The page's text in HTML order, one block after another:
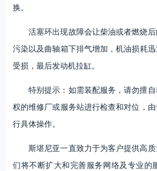
换。
活塞环出现故障会让柴油或者燃烧
污染以及曲轴箱下排气增加，机油损耗
受损，最后发动机拉缸。
特别提示：如需装配服务，请勿擅
权的维修厂或服务站进行检查和对位，
行具体操作。
斯堪尼亚一直致力于为客户提供高
们将不断扩大和完善服务网络及专业的